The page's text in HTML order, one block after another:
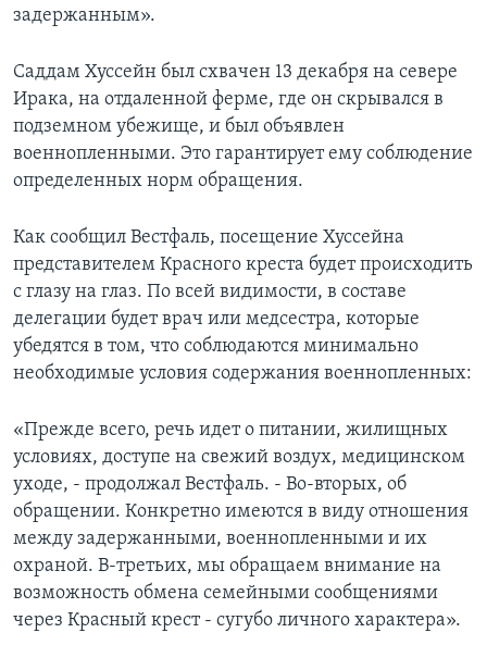
задержанным».
Саддам Хуссейн был схвачен 13 декабря на севере
Ирака, на отдаленной ферме, где он скрывался в
подземном убежище, и был объявлен
военнопленными. Это гарантирует ему соблюдение
определенных норм обращения.
Как сообщил Вестфаль, посещение Хуссейна
представителем Красного креста будет происходить
с глазу на глаз. По всей видимости, в составе
делегации будет врач или медсестра, которые
убедятся в том, что соблюдаются минимально
необходимые условия содержания военнопленных:
«Прежде всего, речь идет о питании, жилищных
условиях, доступе на свежий воздух, медицинском
уходе, - продолжал Вестфаль. - Во-вторых, об
обращении. Конкретно имеются в виду отношения
между задержанными, военнопленными и их
охраной. В-третьих, мы обращаем внимание на
возможность обмена семейными сообщениями
через Красный крест - сугубо личного характера».